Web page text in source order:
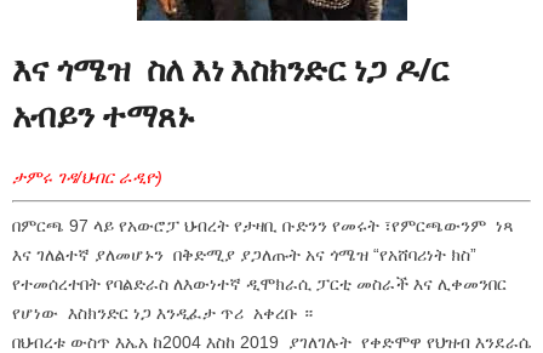
እና ጎሜዝ ስለ እነ እስክንድር ነጋ ዶ/ር
አብይን ተማጸኑ
ታምሩ ገዳ/ህብር ራዲዮ)
በምርጫ 97 ላይ የአውሮፓ ህብረት የታዛቢ ቡድንን የመሩት ፣የምርጫውንም ነጻ
እና ገለልተኛ ያለመሆኑን በቅድሚያ ያጋለጡት አና ጎሜዝ “የአሸባሪነት ክስ”
የተመሰረተበት የባልድራስ ለእውነተኛ ዲሞክራሲ ፓርቲ መስራች እና ሊቀመንበር
የሆነው እስክንድር ነጋ እንዲፈታ ጥሪ አቀረቡ ።
በህብረቱ ውስጥ እኤአ ከ2004 እስከ 2019 ያገለገሉት የቀድሞዋ የህዝብ እንደራሴ